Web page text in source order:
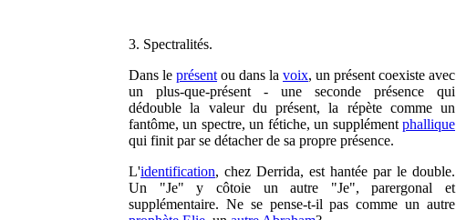
3. Spectralités.
Dans le présent ou dans la voix, un présent coexiste avec
un plus-que-présent - une seconde présence qui
dédouble la valeur du présent, la répète comme un
fantôme, un spectre, un fétiche, un supplément phallique
qui finit par se détacher de sa propre présence.
L'identification, chez Derrida, est hantée par le double.
Un "Je" y côtoie un autre "Je", parergonal et
supplémentaire. Ne se pense-t-il pas comme un autre